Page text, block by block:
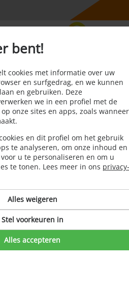
bent!
cookies met informatie over uw
en surfgedrag, en we kunnen
en gebruiken. Deze
we in een profiel met de
onze sites en apps, zoals wanneer
en dit profiel om het gebruik
te analyseren, om onze inhoud en
u te personaliseren en om u
te tonen. Lees meer in ons privacy-
Alles weigeren
Stel voorkeuren in
Alles accepteren